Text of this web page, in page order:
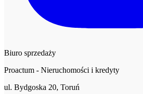
Biuro sprzedaży
Proactum - Nieruchomości i kredyty
ul. Bydgoska 20, Toruń